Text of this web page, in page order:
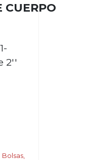
CUERPO
2''
Bolsas,